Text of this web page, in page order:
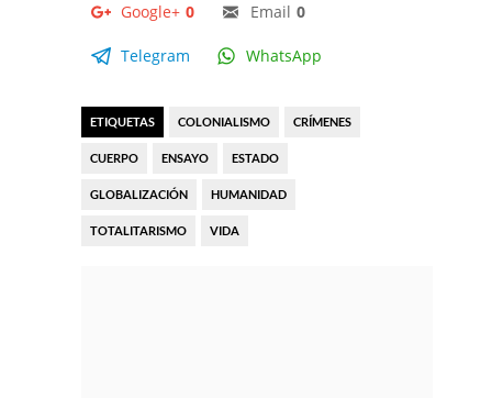
Google+ 0 Email 0
Telegram WhatsApp
ETIQUETAS COLONIALISMO CRÍMENES
CUERPO ENSAYO ESTADO
GLOBALIZACIÓN HUMANIDAD
TOTALITARISMO VIDA